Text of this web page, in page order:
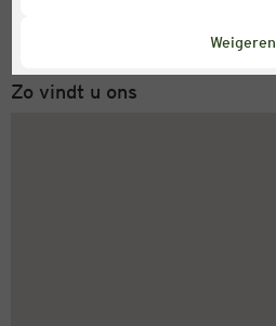
Weigeren
Maandag tot vrijdag 8-18 uur
Zo vindt u ons